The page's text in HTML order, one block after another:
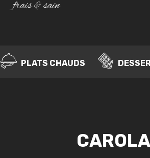
MOI
PLATS CHAUDS